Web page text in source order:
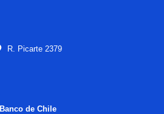
R. Picarte 2379
Banco de Chile